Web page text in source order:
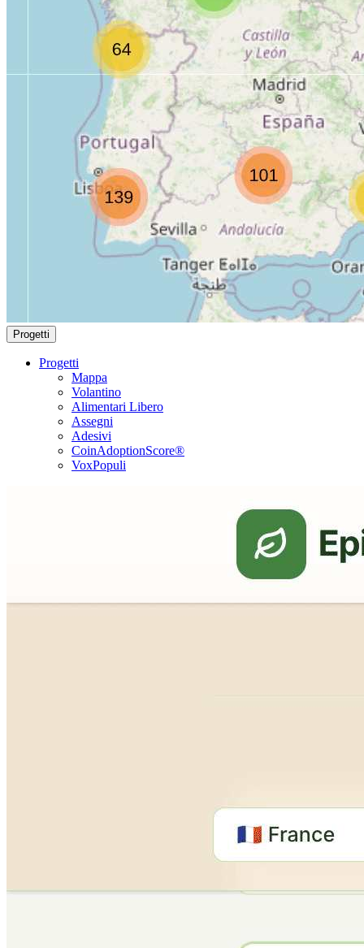
Progetti
Progetti
Mappa
Volantino
Alimentari Libero
Assegni
Adesivi
CoinAdoptionScore®
VoxPopuli